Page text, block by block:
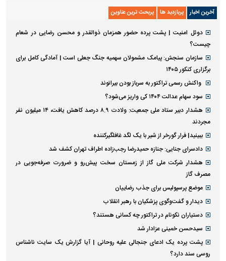
آخرین اخبار پربازدید ها پربحث ترین عناوین
دوئل امنیت | پشت پرده حضور همزمان ذوالقدر و محسن رضایی در شعام
چیست؟
سازمان سنجش: پیامک مشمولان سهمیه جنگ جعلی است | آمادگی کامل برای
برگزاری کنکور ۱۴۰۵
واکنش رسمی تراکتور به سرباز بودن بیرانوند
سود سهام عدالت ۱۴۰۴ کی واریز می‌شود؟
هشدار دبیر ستاد ملی جمعیت: ولادت ۸.۹ درصد کاهش یافت، ۱۴ میلیون نفر
مجردند
ببینید| فرار گورخر از شیر با یک لگد غافلگیرکننده
دادسرای جنایی: جنازه حمیدرضا رجب‌زاده اطراف تهران کشف شد
هشدار شرکت ملی گاز از زمستان سخت پیش‌رو و ضرورت صرفه‌جویی در
مصرف گاز
موضع پرسپولیس برای جذب رضاییان
دیدار و گفت‌وگوی پزشکیان با رهبر انقلاب
دستیاران نکونام در تراکتور چه کسانی هستند؟
سیدحسن خمینی عزادار شد
پشت پرده یک ادعای جنجالی علیه روحانی | آیا گزارش یک سایت ناشناس
روسی سند دارد؟